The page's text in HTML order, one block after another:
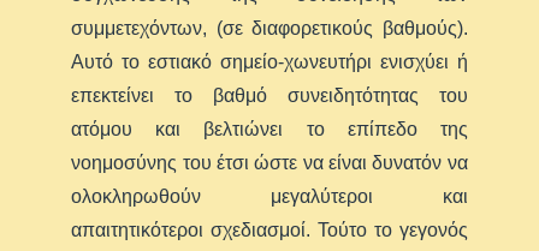
συμμετεχόντων, (σε διαφορετικούς βαθμούς).
Αυτό το εστιακό σημείο-χωνευτήρι ενισχύει ή
επεκτείνει το βαθμό συνειδητότητας του
ατόμου και βελτιώνει το επίπεδο της
νοημοσύνης του έτσι ώστε να είναι δυνατόν να
ολοκληρωθούν μεγαλύτεροι και
απαιτητικότεροι σχεδιασμοί. Τούτο το γεγονός